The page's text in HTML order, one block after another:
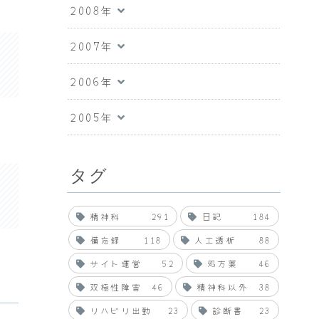
2008年
2007年
2006年
2005年
タグ
精神科 291 日記
184
備忘録
118 人工透析
88
サイト運営
52 処方薬
46
双極性障害
46 精神科以外
38
リハビリ出勤
23 診断書 23